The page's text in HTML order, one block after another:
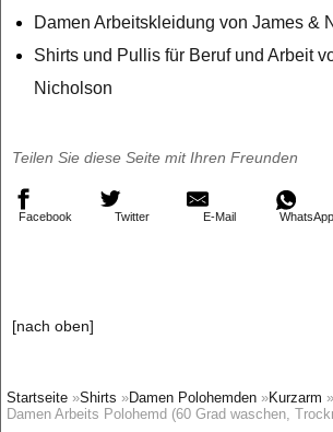
Damen Arbeitskleidung von James &
Shirts und Pullis für Beruf und Arbeit
Nicholson
Teilen Sie diese Seite mit Ihren Freunden
Facebook Twitter E-Mail WhatsApp
[nach oben]
Startseite »Shirts »Damen Polohemden »Kurzarm
Damen Arbeits Polohemd (60 Grad waschen,